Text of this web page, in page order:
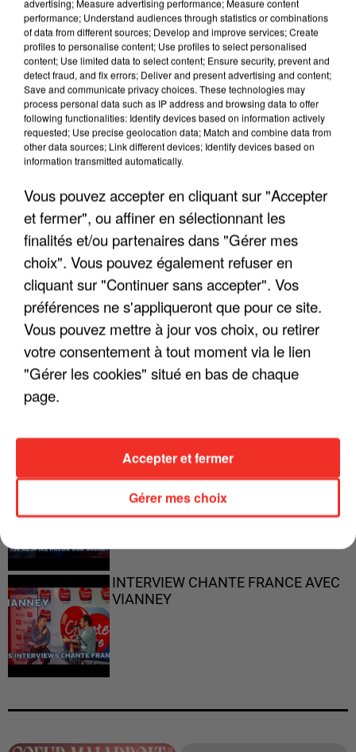
LES INTERVIEWS CHANTE
FRANCE
Voir plus
"JE SUIS À DISPOSITION DES
"ON A TOUS LE TRAC"
"ON N'EST PAS DES PARENTS
"JE RESPIRE MIEUX SUR SCÈNE" -
CALOGERO
INTERVIEW CHANTE FRANCE AVEC
VIANNEY
advertising; Measure advertising performance; Measure content
performance; Understand audiences through statistics or combinations
of data from different sources; Develop and improve services; Create
profiles to personalise content; Use profiles to select personalised
content; Use limited data to select content; Ensure security, prevent and
detect fraud, and fix errors; Deliver and present advertising and content;
Save and communicate privacy choices. These technologies may
process personal data such as IP address and browsing data to offer
following functionalities: Identify devices based on information actively
requested; Use precise geolocation data; Match and combine data from
other data sources; Link different devices; Identify devices based on
information transmitted automatically.
Vous pouvez accepter en cliquant sur "Accepter
et fermer", ou affiner en sélectionnant les
finalités et/ou partenaires dans "Gérer mes
choix". Vous pouvez également refuser en
cliquant sur "Continuer sans accepter". Vos
préférences ne s'appliqueront que pour ce site.
Vous pouvez mettre à jour vos choix, ou retirer
votre consentement à tout moment via le lien
"Gérer les cookies" situé en bas de chaque
page.
Gérer mes choix
Accepter et fermer